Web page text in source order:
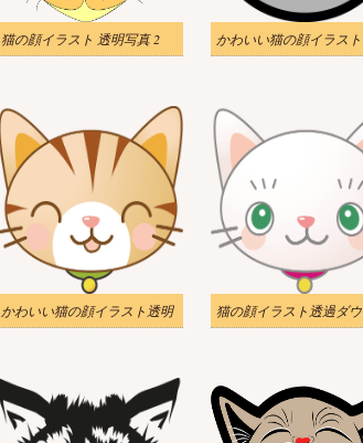
猫の顔イラスト 透明写真 2
かわいい猫の顔イラスト透明